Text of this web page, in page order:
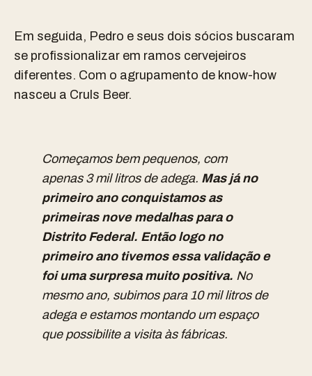
Em seguida, Pedro e seus dois sócios buscaram
se profissionalizar em ramos cervejeiros
diferentes. Com o agrupamento de know-how
nasceu a Cruls Beer.
Começamos bem pequenos, com
apenas 3 mil litros de adega. Mas já no
primeiro ano conquistamos as
primeiras nove medalhas para o
Distrito Federal. Então logo no
primeiro ano tivemos essa validação e
foi uma surpresa muito positiva. No
mesmo ano, subimos para 10 mil litros de
adega e estamos montando um espaço
que possibilite a visita às fábricas.